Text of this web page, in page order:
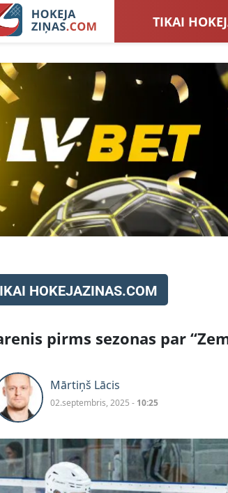
TIKAI
LATVIJAS
SIEVIEŠU
HOKEJAZINAS.COM
pirms sezonas par
Mārtiņš Lācis
02.septembris, 2025 - 10:25